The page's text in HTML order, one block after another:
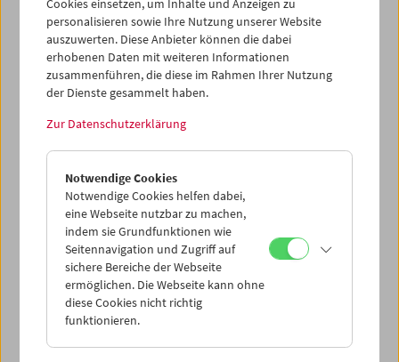
Programmheft-PDF
English language or subtitles
< Vorherige Woche
Mo 16.6.
Di 17.6.
Mi 18.6.
Do 19.6.
personalisieren sowie Ihre Nutzung unserer Website
auszuwerten. Diese Anbieter können die dabei
erhobenen Daten mit weiteren Informationen
zusammenführen, die diese im Rahmen Ihrer Nutzung
der Dienste gesammelt haben.
Zur Datenschutzerklärung
Notwendige Cookies
Notwendige Cookies helfen dabei,
eine Webseite nutzbar zu machen,
indem sie Grundfunktionen wie
Seitennavigation und Zugriff auf
sichere Bereiche der Webseite
ermöglichen. Die Webseite kann ohne
diese Cookies nicht richtig
funktionieren.